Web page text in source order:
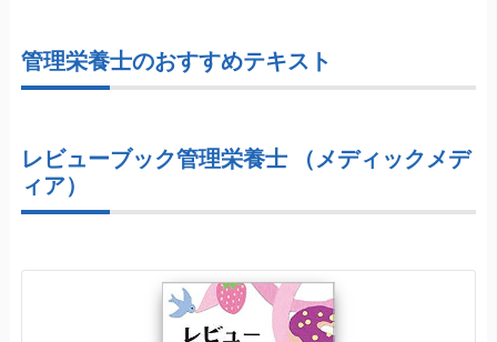
管理栄養士のおすすめテキスト
レビューブック管理栄養士 （メディックメデ
ィア）